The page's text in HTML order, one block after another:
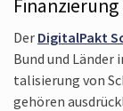
Der DigitalPakt
Bund und
talisierung von
gehören